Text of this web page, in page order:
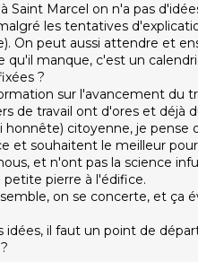
Saint Marcel on n'a pas
les tentatives
On peut aussi attendre et
qu'il manque, c'est un
?
sur l'avancement du
de travail ont d'ores et déjà
citoyenne, je pense
et souhaitent le meilleur
et n'ont pas la science
pierre à l'édifice.
on se concerte, et ça
idées, il faut un point de